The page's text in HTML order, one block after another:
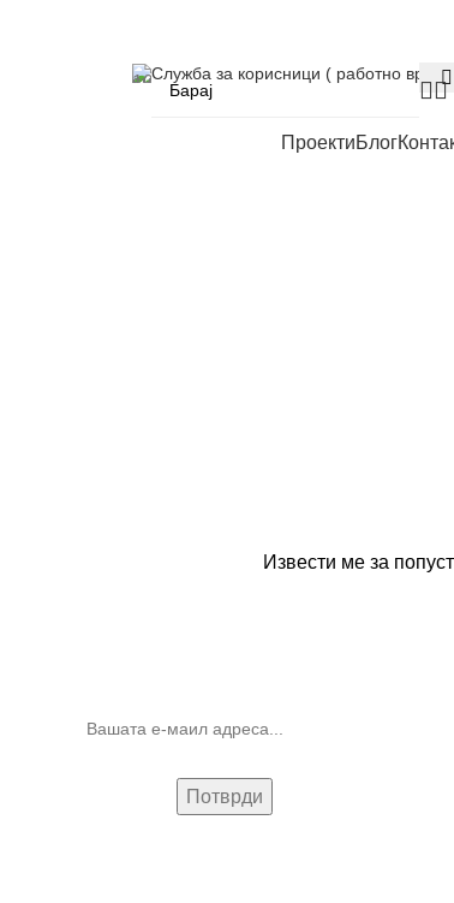
Служба за корисници ( работно
ПроектиБлог
Извести ме за попуст